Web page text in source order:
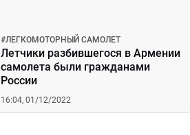
#ЛЕГКОМОТОРНЫЙ САМОЛЕТ
Летчики разбившегося в Армении
самолета были гражданами
России
16:04, 01/12/2022